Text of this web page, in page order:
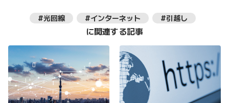
#光回線 #インターネット #引越し
に関連する記事